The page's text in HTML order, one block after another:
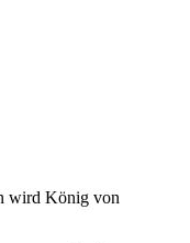
wird König von